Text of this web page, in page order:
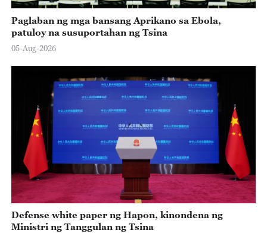
Paglaban ng mga bansang Aprikano sa Ebola,
patuloy na susuportahan ng Tsina
05-Aug-2026
Defense white paper ng Hapon, kinondena ng
Ministri ng Tanggulan ng Tsina